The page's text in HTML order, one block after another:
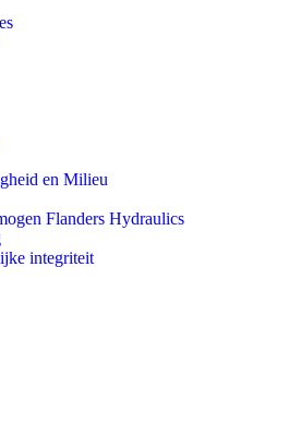
en Milieu
Flanders Hydraulics
integriteit